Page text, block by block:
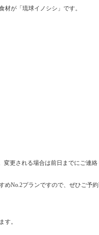
が「琉球イノシシ」です。
更される場合は前日までにご連絡
ぜひご予約下さ
す。